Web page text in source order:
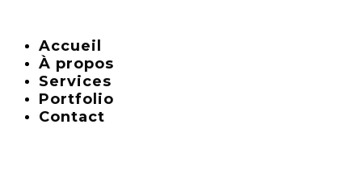
Accueil
À propos
Services
Portfolio
Contact